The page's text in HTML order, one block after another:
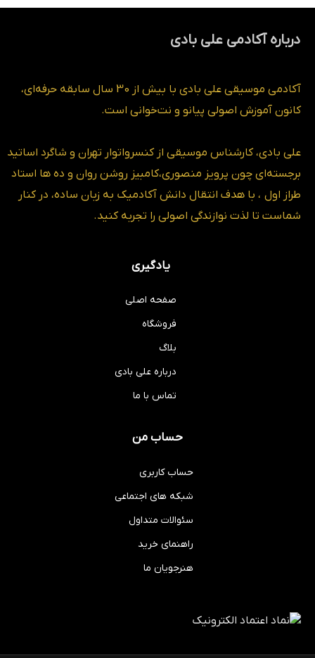
درباره آکادمی علی بادی
آکادمی موسیقی علی بادی با بیش از 30 سال سابقه حرفه‌ای،
کانون آموزش اصولی پیانو و نت‌خوانی است.
علی بادی، کارشناس موسیقی از کنسرواتوار تهران و شاگرد اساتید
برجسته‌ای چون پرویز منصوری،کامبیز روشن روان و ده ها استاد
طراز اول ، با هدف انتقال دانش آکادمیک به زبان ساده، در کنار
شماست تا لذت نوازندگی اصولی را تجربه کنید.
یادگیری
صفحه اصلی
فروشگاه
بلاگ
درباره علی بادی
تماس با ما
حساب من
حساب کاربری
شبکه های اجتماعی
سئوالات متداول
راهنمای خرید
هنرجویان ما